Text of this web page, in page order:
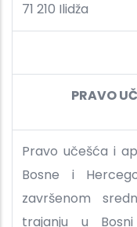
71 210 Ilidža
PRAVO
Pravo učešća i
Bosne i
završenom
trajanju u